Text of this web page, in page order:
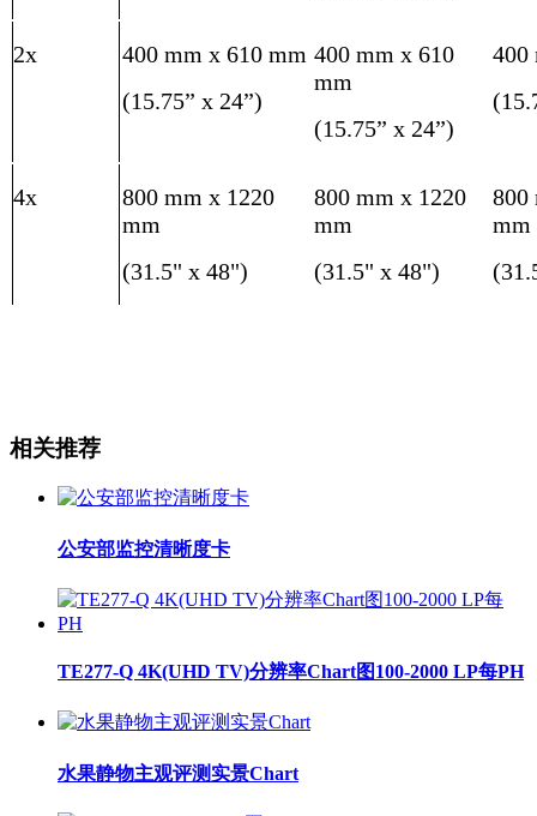
2x
400 mm x 610 mm
(15.75” x 24”)
400 mm x 610
mm
(15.75” x 24”)
400
4x
800 mm x 1220
mm
(31.5" x 48")
800 mm x 1220
mm
(31.5" x 48")
800
mm
相关推荐
公安部监控清晰度卡
TE277-Q 4K(UHD TV)分辨率Chart图100-2000 LP每PH
水果静物主观评测实景Chart